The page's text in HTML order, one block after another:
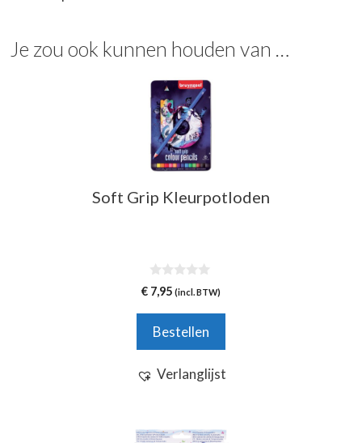
Je zou ook kunnen houden van …
Soft Grip Kleurpotloden
0
v
5
€ 7,95 (incl. BTW)
Bestellen
Verlanglijst